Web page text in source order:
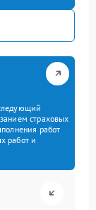
страховых
работ
работ и